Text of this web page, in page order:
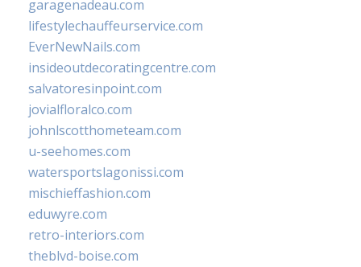
garagenadeau.com
lifestylechauffeurservice.com
EverNewNails.com
insideoutdecoratingcentre.com
salvatoresinpoint.com
jovialfloralco.com
johnlscotthometeam.com
u-seehomes.com
watersportslagonissi.com
mischieffashion.com
eduwyre.com
retro-interiors.com
theblvd-boise.com